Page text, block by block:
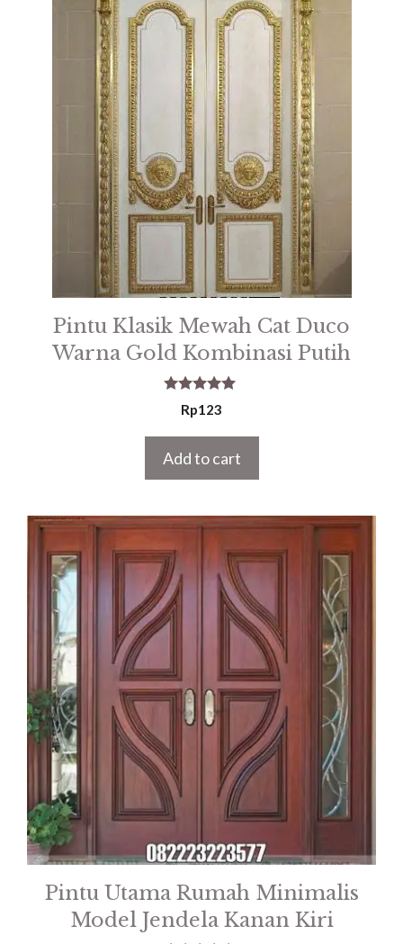
Pintu Klasik Mewah Cat Duco
Warna Gold Kombinasi Putih
5.00
out of 5
Rp123
Add to cart
Pintu Utama Rumah Minimalis
Model Jendela Kanan Kiri